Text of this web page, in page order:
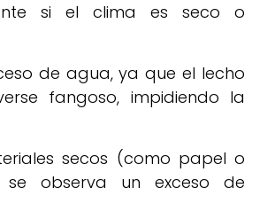
si el clima es seco o
de agua, ya que el lecho
fangoso, impidiendo la
secos (como papel o
observa un exceso de